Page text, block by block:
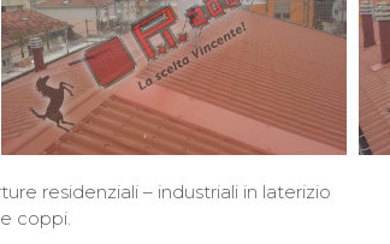
residenziali – industriali in laterizio
coppi.